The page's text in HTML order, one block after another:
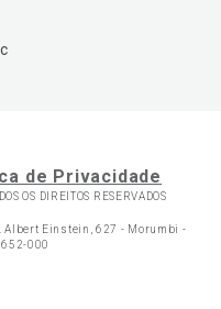
de Privacidade
OS DIREITOS RESERVADOS
Albert Einstein, 627 - Morumbi -
000